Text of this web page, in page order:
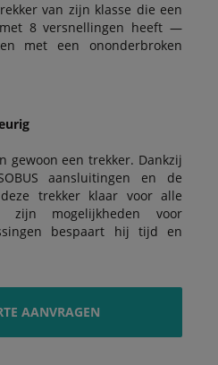
van zijn klasse die een
8 versnellingen heeft —
met een ononderbroken
gewoon een trekker. Dankzij
aansluitingen en de
trekker klaar voor alle
zijn mogelijkheden voor
bespaart hij tijd en
AANVRAGEN